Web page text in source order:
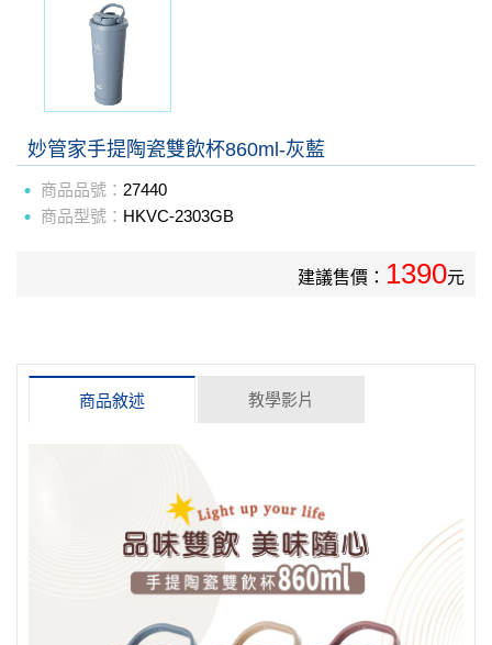
妙管家手提陶瓷雙飲杯860ml-灰藍
商品品號： 27440
商品型號： HKVC-2303GB
建議售價： 1390元
商品敘述 教學影片